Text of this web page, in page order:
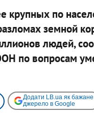
крупных по
земной
людей,
по вопросам
Додати LB.ua як бажане
джерело в Google